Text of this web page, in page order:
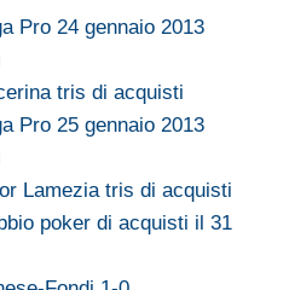
Pro 24 gennaio 2013
tris di acquisti
Pro 25 gennaio 2013
Lamezia tris di acquisti
poker di acquisti il 31